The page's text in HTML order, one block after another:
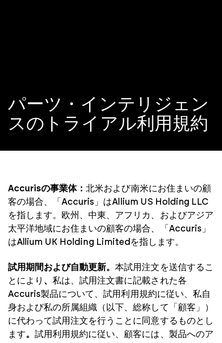
パーツ・インテリジェン
スのトライアル利用規約
Accurisの事業体：北米および南米にお住まいの顧
客の場合、「Accuris」はAllium US Holding LLC
を指します。欧州、中東、アフリカ、およびアジア
太平洋地域にお住まいの顧客の場合、「Accuris」
はAllium UK Holding Limitedを指します。
試用期間および自動更新。本試用注文を送信するこ
とにより 、私は、試用注文書に記載された各
Accuris製品について、試用利用規約に従い、私自
身および私の所属組織（以下、総称して「顧客」）
に代わって試用注文を行うことに同意するものとし
ます。試用利用規約に従い、顧客には、製品へのア